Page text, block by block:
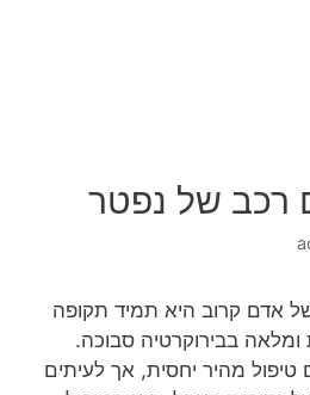
רכב של נפטר
אדם קרוב היא תמיד תקופה
בבירוקרטיה סבוכה.
מהיר יחסית, אך לעיתים